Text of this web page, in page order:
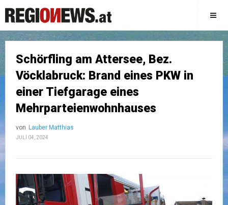
Schörfling am Attersee, Bez.
Vöcklabruck: Brand eines PKW in
einer Tiefgarage eines
Mehrparteienwohnhauses
von Lauber Matthias
JULI 04, 2024